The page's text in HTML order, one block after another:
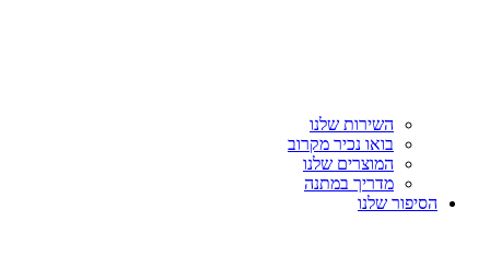
השירות שלנו
בואו נכיר מקרוב
המוצרים שלנו
מדריך במתנה
הסיפור שלנו